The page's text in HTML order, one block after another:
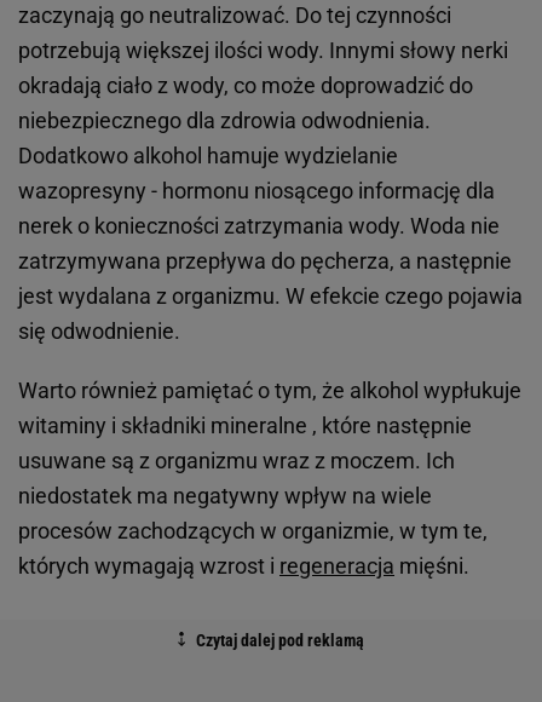
zaczynają go neutralizować. Do tej czynności
potrzebują większej ilości wody. Innymi słowy nerki
okradają ciało z wody, co może doprowadzić do
niebezpiecznego dla zdrowia odwodnienia.
Dodatkowo alkohol hamuje wydzielanie
wazopresyny - hormonu niosącego informację dla
nerek o konieczności zatrzymania wody. Woda nie
zatrzymywana przepływa do pęcherza, a następnie
jest wydalana z organizmu. W efekcie czego pojawia
się odwodnienie.
Warto również pamiętać o tym, że alkohol wypłukuje
witaminy i składniki mineralne , które następnie
usuwane są z organizmu wraz z moczem. Ich
niedostatek ma negatywny wpływ na wiele
procesów zachodzących w organizmie, w tym te,
których wymagają wzrost i regeneracja mięśni.